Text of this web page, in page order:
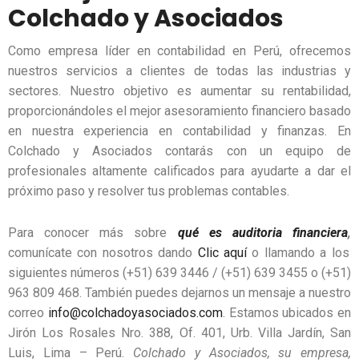
Colchado y Asociados
Como empresa líder en contabilidad en Perú, ofrecemos
nuestros servicios a clientes de todas las industrias y
sectores. Nuestro objetivo es aumentar su rentabilidad,
proporcionándoles el mejor asesoramiento financiero basado
en nuestra experiencia en contabilidad y finanzas. En
Colchado y Asociados contarás con un equipo de
profesionales altamente calificados para ayudarte a dar el
próximo paso y resolver tus problemas contables.
Para conocer más sobre qué es auditoria financiera,
comunícate con nosotros dando Clic aquío llamando a los
siguientes números (+51) 639 3446 / (+51) 639 3455 o (+51)
963 809 468. También puedes dejarnos un mensaje a nuestro
correo info@colchadoyasociados.com. Estamos ubicados en
Jirón Los Rosales Nro. 388, Of. 401, Urb. Villa Jardín, San
Luis, Lima – Perú. Colchado y Asociados, su empresa,